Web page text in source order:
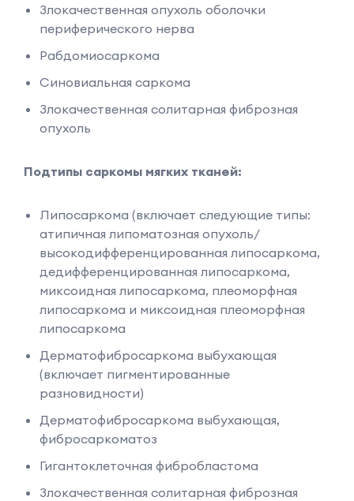
Злокачественная опухоль оболочки
периферического нерва
Рабдомиосаркома
Синовиальная саркома
Злокачественная солитарная фиброзная
опухоль
Подтипы саркомы мягких тканей:
Липосаркома (включает следующие типы:
атипичная липоматозная опухоль/
высокодифференцированная липосаркома,
дедифференцированная липосаркома,
миксоидная липосаркома, плеоморфная
липосаркома и миксоидная плеоморфная
липосаркома
Дерматофибросаркома выбухающая
(включает пигментированные
разновидности)
Дерматофибросаркома выбухающая,
фибросаркоматоз
Гигантоклеточная фибробластома
Злокачественная солитарная фиброзная